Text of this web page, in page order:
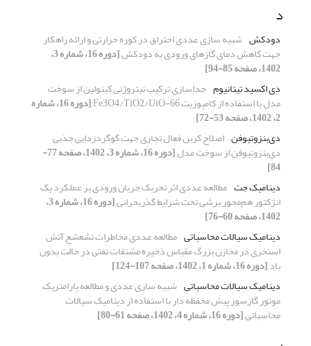
د
دودکش شبیه سازی عددی احتراق در کوره حرارتی و ارائه راهکار
جهت کاهش دمای گازهای ورودی به دودکش [دوره 16، شماره 3،
1402، صفحه 85-94]
دی اکسید تیتانیوم جداسازی ترکیب نیتروژنی کینولین از سوخت
مدل با استفاده از کامپوزیت Fe3O4/TiO2/UiO-66 [دوره 16، شماره
2، 1402، صفحه 53-72]
دی‌بنزوتیوفن اصلاح کربن فعال تجاری جهت گوگردزدایی جذبی
دی‌بنزوتیوفن از سوخت مدل [دوره 16، شماره 3، 1402، صفحه 77-
84]
دینامیک جت مطالعه عددی اثر تحریک جریان ورودی بر عملکرد یک
انژکتور هم‌محور برشی تحت شرایط گذربحرانی [دوره 16، شماره 3،
1402، صفحه 60-76]
دینامیک سیالات محاسباتی مطالعه عددی مخاطرات تشعشعِ آتش
استخری در مخازن بزرگ مقیاس ذخیره مشتقات نفتی در حالت بدون
باد[دوره 16، شماره 1، 1402، صفحه 107-124]
دینامیک سیالات محاسباتی شبیه سازی عددی و مطالعه پارامتریک
موتور گازسوز پیش محفظه دار با استفاده از دینامیک سیالات
محاسباتی[دوره 16، شماره 4، 1402، صفحه 61-80]